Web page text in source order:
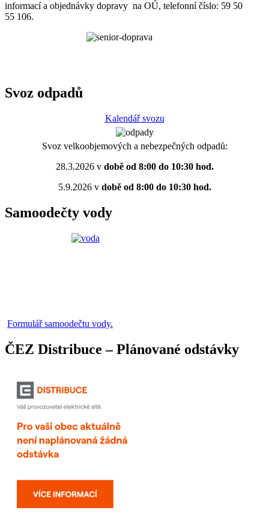
informací a objednávky dopravy na OÚ, telefonní číslo: 59 50
55 106.
Svoz odpadů
Kalendář svozu
Svoz velkoobjemových a nebezpečných odpadů:
28.3.2026 vdobě od 8:00 do 10:30 hod.
5.9.2026 vdobě od 8:00 do 10:30 hod.
Samoodečty vody
Formulář samoodečtu vody.
ČEZ Distribuce – Plánované odstávky